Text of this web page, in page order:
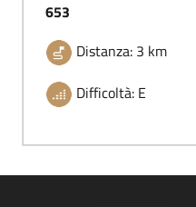
653
Distanza: 3 km
Difficoltà: E